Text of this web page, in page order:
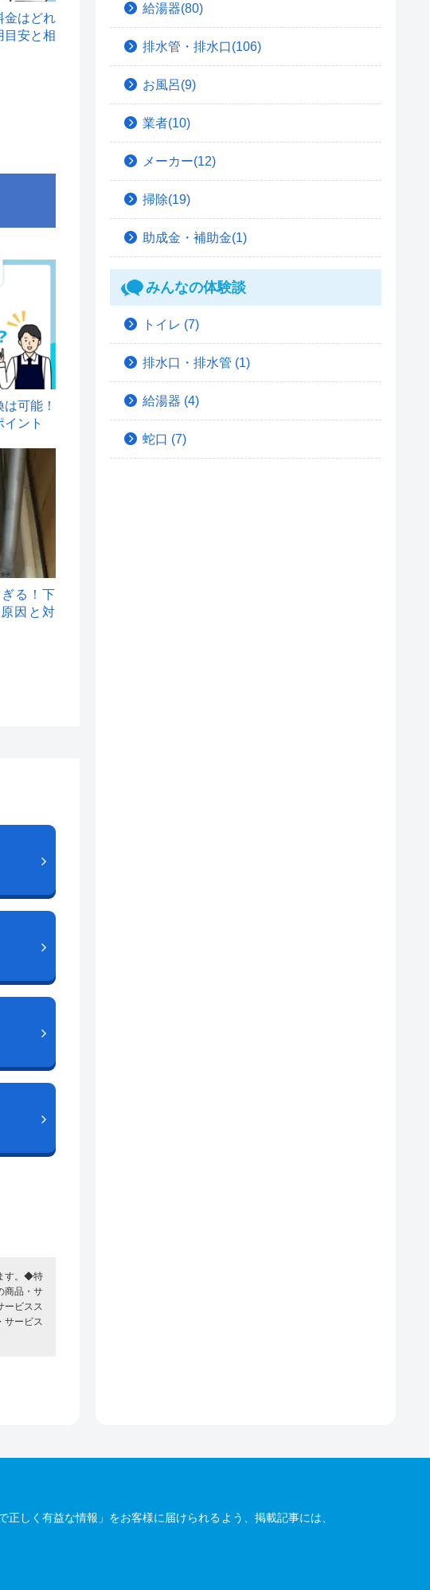
金はどれ
目安と相
可能！
ント
る！下
因と対
す。◆特
商品・サ
ービスス
サービス
給湯器(80)
排水管・排水口(106)
お風呂(9)
業者(10)
メーカー(12)
掃除(19)
助成金・補助金(1)
みんなの体験談
トイレ (7)
排水口・排水管 (1)
給湯器 (4)
蛇口 (7)
しく有益な情報」をお客様に届けられるよう、掲載記事には、